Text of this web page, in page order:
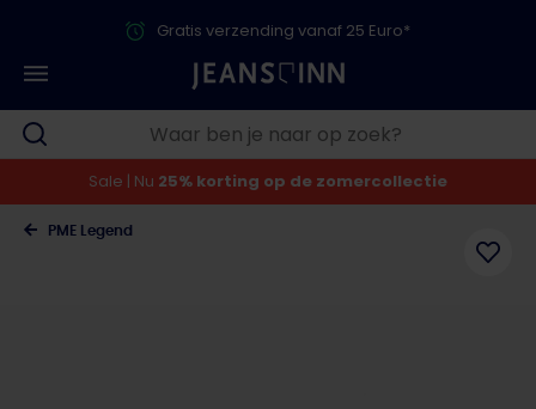
Gratis verzending vanaf 25 Euro*
Sale | Nu 25% korting op de zomercollectie
PME Legend